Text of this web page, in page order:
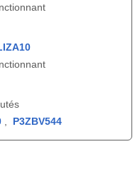
P3ZBV544